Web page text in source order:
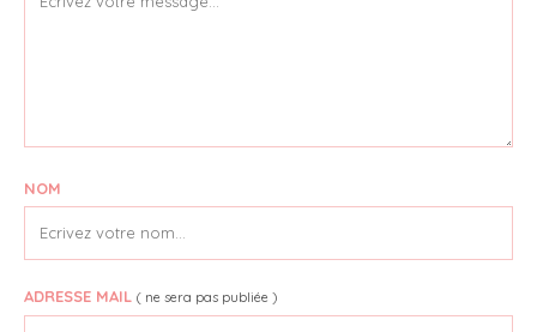
NOM
ADRESSE MAIL ( ne sera pas publiée )